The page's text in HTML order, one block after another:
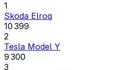
1
Skoda Elroq
10 399
2
Tesla Model Y
9 300
3